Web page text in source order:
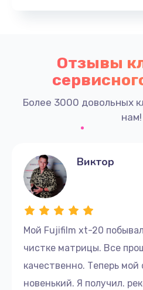
Отзывы
Более 3000 довольных
нам!
Мой Fujifilm xt-20
чистке матрицы. Все
качественно. Теперь мой
новенький. Я получил.
Виктор